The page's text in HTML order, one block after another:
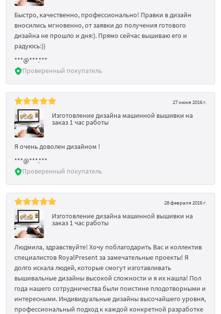
Быстро, качественно, профессионально! Правки в дизайн
вносились мгновенно, от заявки до получения готового
дизайна не прошло и дня:). Прямо сейчас вышиваю его и
радуюсь:))
***@***.***
Проверенный покупатель
27 июня 2016 г.
Изготовление дизайна машинной вышивки на
заказ 1 час работы
Я очень доволен дизайном !
***@***.***
Проверенный покупатель
28 февраля 2016 г.
Изготовление дизайна машинной вышивки на
заказ 1 час работы
Людмила, здравствуйте! Хочу поблагодарить Вас и коллектив
специалистов RoyalPresent за замечательные проекты! Я
долго искала людей, которые смогут изготавливать
вышивальные дизайны высокой сложности и я их нашла! Пол
года нашего сотрудничества были поистине плодотворными и
интересными. Индивидуальные дизайны высочайшего уровня,
профессиональный подход к каждой конкретной разработке